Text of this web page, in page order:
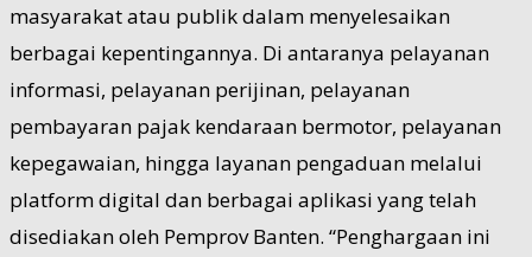
masyarakat atau publik dalam menyelesaikan
berbagai kepentingannya. Di antaranya pelayanan
informasi, pelayanan perijinan, pelayanan
pembayaran pajak kendaraan bermotor, pelayanan
kepegawaian, hingga layanan pengaduan melalui
platform digital dan berbagai aplikasi yang telah
disediakan oleh Pemprov Banten. “Penghargaan ini